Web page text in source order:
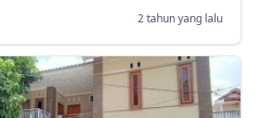
2 tahun yang lalu